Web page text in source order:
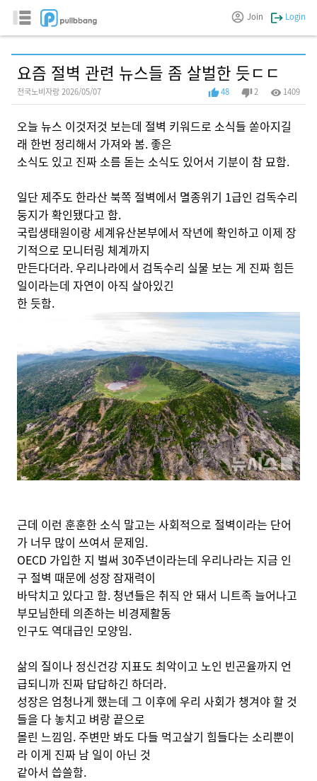
Join Login
요즘 절벽 관련 뉴스들 좀 살벌한 듯ㄷㄷ
전국노비자랑 2026/05/07 48 2 1409
오늘 뉴스 이것저것 보는데 절벽 키워드로 소식들 쏟아지길
래 한번 정리해서 가져와 봄. 좋은
소식도 있고 진짜 소름 돋는 소식도 있어서 기분이 참 묘함.
일단 제주도 한라산 북쪽 절벽에서 멸종위기 1급인 검독수리
둥지가 확인됐다고 함.
국립생태원이랑 세계유산본부에서 작년에 확인하고 이제 장
기적으로 모니터링 체계까지
만든다더라. 우리나라에서 검독수리 실물 보는 게 진짜 힘든
일이라는데 자연이 아직 살아있긴
한 듯함.
근데 이런 훈훈한 소식 말고는 사회적으로 절벽이라는 단어
가 너무 많이 쓰여서 문제임.
OECD 가입한 지 벌써 30주년이라는데 우리나라는 지금 인
구 절벽 때문에 성장 잠재력이
바닥치고 있다고 함. 청년들은 취직 안 돼서 니트족 늘어나고
부모님한테 의존하는 비경제활동
인구도 역대급인 모양임.
삶의 질이나 정신건강 지표도 최악이고 노인 빈곤율까지 언
급되니까 진짜 답답하긴 하더라.
성장은 엄청나게 했는데 그 이후에 우리 사회가 챙겨야 할 것
들을 다 놓치고 벼랑 끝으로
몰린 느낌임. 주변만 봐도 다들 먹고살기 힘들다는 소리뿐이
라 이게 진짜 남 일이 아닌 것
같아서 씁쓸함.